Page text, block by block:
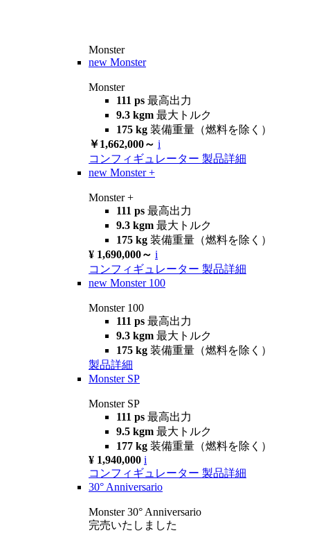
Monster
new Monster
Monster
111 ps 最高出力
9.3 kgm 最大トルク
175 kg 装備重量（燃料を除く）
￥1,662,000～ i
コンフィギュレーター 製品詳細
new Monster +
Monster +
111 ps 最高出力
9.3 kgm 最大トルク
175 kg 装備重量（燃料を除く）
¥ 1,690,000～ i
コンフィギュレーター 製品詳細
new Monster 100
Monster 100
111 ps 最高出力
9.3 kgm 最大トルク
175 kg 装備重量（燃料を除く）
製品詳細
Monster SP
Monster SP
111 ps 最高出力
9.5 kgm 最大トルク
177 kg 装備重量（燃料を除く）
¥ 1,940,000 i
コンフィギュレーター 製品詳細
30° Anniversario
Monster 30° Anniversario
完売いたしました